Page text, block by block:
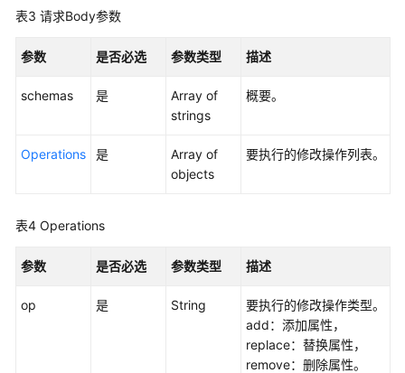
概
API
实
表3 请求Body参数
参数 是否必选 参数类型 描述
schemas 是
Array of
strings
概要。
Operations 是
Array of
objects
要执行的修改操作列表。
表4 Operations
参数 是否必选 参数类型 描述
op 是 String
要执行的修改操作类型。
add：添加属性，
replace：替换属性，
remove：删除属性。